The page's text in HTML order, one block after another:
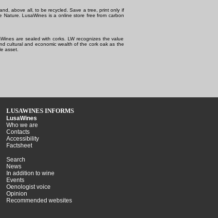
above all, to be recycled. Save a tree, print only if
Nature.
LusaWines is a online store free from carbon
are sealed with corks. LW recognizes the value
cultural and economic wealth of the cork oak as the
asset.
LUSAWINES INFORMS
LusaWines
Who we are
Contacts
Accessibility
Factsheet
Search
News
In addition to wine
Events
Oenologist voice
Opinion
Recommended websites